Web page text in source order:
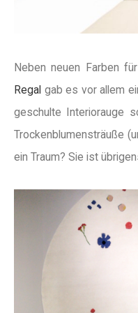
Neben neuen Farben
Regal gab es vor allem
geschulte Interiorauge
Trockenblumensträuße
ein Traum? Sie ist